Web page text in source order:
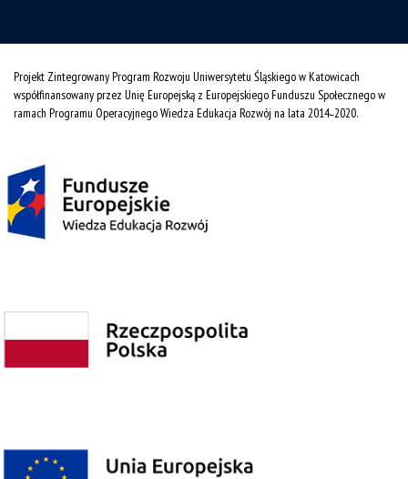
Projekt Zintegrowany Program Rozwoju Uniwersytetu Śląskiego w Katowicach
współfinansowany przez Unię Europejską z Europejskiego Funduszu Społecznego w
ramach Programu Operacyjnego Wiedza Edukacja Rozwój na lata 2014˗2020.